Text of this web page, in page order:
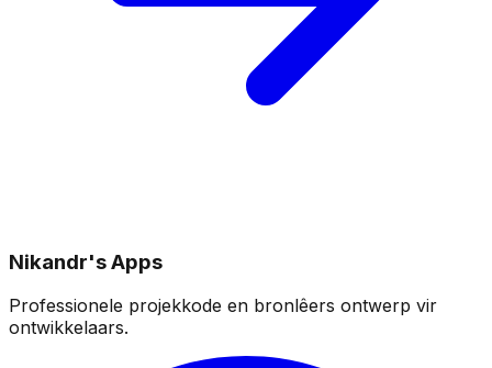
Nikandr's Apps
Professionele projekkode en bronlêers ontwerp vir
ontwikkelaars.